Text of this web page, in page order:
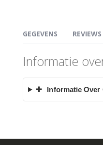
GEGEVENS
Informatie
✚ Informatie Over
REVIEWS